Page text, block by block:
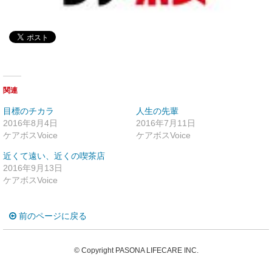
関連
目標のチカラ
2016年8月4日
ケアボスVoice
人生の先輩
2016年7月11日
ケアボスVoice
近くて遠い、近くの喫茶店
2016年9月13日
ケアボスVoice
前のページに戻る
© Copyright PASONA LIFECARE INC.